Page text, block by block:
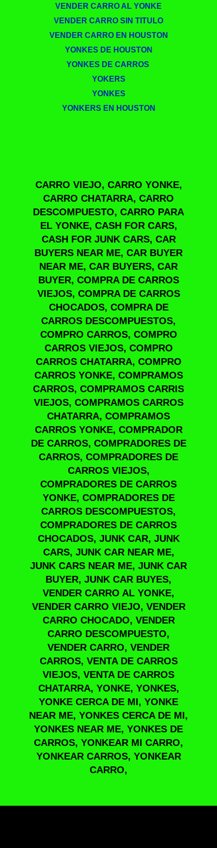
VENDER CARRO AL YONKE
VENDER CARRO SIN TITULO
VENDER CARRO EN HOUSTON
YONKES DE HOUSTON
YONKES DE CARROS ​
YOKERS
YONKES
YONKERS EN HOUSTON
CARRO VIEJO, CARRO YONKE,
CARRO CHATARRA, CARRO
DESCOMPUESTO, CARRO PARA
EL YONKE, CASH FOR CARS,
CASH FOR JUNK CARS, CAR
BUYERS NEAR ME, CAR BUYER
NEAR ME, CAR BUYERS, CAR
BUYER, COMPRA DE CARROS
VIEJOS, COMPRA DE CARROS
CHOCADOS, COMPRA DE
CARROS DESCOMPUESTOS,
COMPRO CARROS, COMPRO
CARROS VIEJOS, COMPRO
CARROS CHATARRA, COMPRO
CARROS YONKE, COMPRAMOS
CARROS, COMPRAMOS CARRIS
VIEJOS, COMPRAMOS CARROS
CHATARRA, COMPRAMOS
CARROS YONKE, COMPRADOR
DE CARROS, COMPRADORES DE
CARROS, COMPRADORES DE
CARROS VIEJOS,
COMPRADORES DE CARROS
YONKE, COMPRADORES DE
CARROS DESCOMPUESTOS,
COMPRADORES DE CARROS
CHOCADOS, JUNK CAR, JUNK
CARS, JUNK CAR NEAR ME,
JUNK CARS NEAR ME, JUNK CAR
BUYER, JUNK CAR BUYES,
VENDER CARRO AL YONKE,
VENDER CARRO VIEJO, VENDER
CARRO CHOCADO, VENDER
CARRO DESCOMPUESTO,
VENDER CARRO, VENDER
CARROS, VENTA DE CARROS
VIEJOS, VENTA DE CARROS
CHATARRA, YONKE, YONKES,
YONKE CERCA DE MI, YONKE
NEAR ME, YONKES CERCA DE MI,
YONKES NEAR ME, YONKES DE
CARROS, YONKEAR MI CARRO,
YONKEAR CARROS, YONKEAR
CARRO,